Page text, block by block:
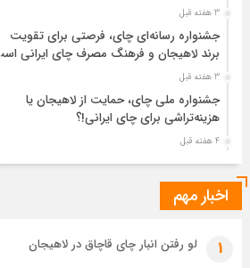
3 هفته قبل
جشنواره رسانه‌ای چای، فرصتی برای تقویت
برند لاهیجان و فرهنگ مصرف چای ایرانی است
3 هفته قبل
جشنواره ملی چای، حمایت از لاهیجان یا
هزینه‌تراشی برای چای ایرانی!؟
4 هفته قبل
پیکر مطهر رهبر شهید انقلاب در حرم مطهر
رضوی آرام گرفت
آخر در آستان امام رئوف
اخبار مهم
1 لو رفتن انبار چای قاچاق در لاهیجان